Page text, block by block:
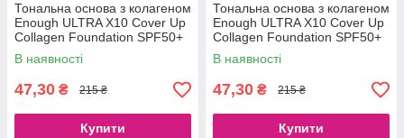
Тональна основа з колагеном
Enough ULTRA X10 Cover Up
Collagen Foundation SPF50+
PA+++ No13 (100 g)
В наявності
47,30 ₴ 215 ₴
Купити
Тональна основа з колагеном
Enough ULTRA X10 Cover Up
Collagen Foundation SPF50+
PA+++ No21 (100 g)
В наявності
47,30 ₴ 215 ₴
Купити